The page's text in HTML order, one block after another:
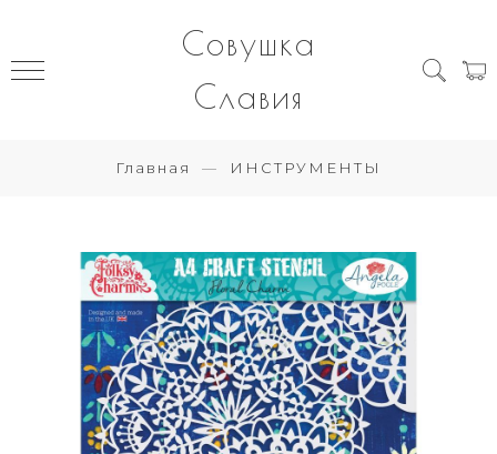
Совушка
Славия
Главная ИНСТРУМЕНТЫ